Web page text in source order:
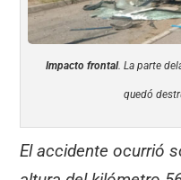
Impacto frontal. La parte
quedó
El accidente ocurrió